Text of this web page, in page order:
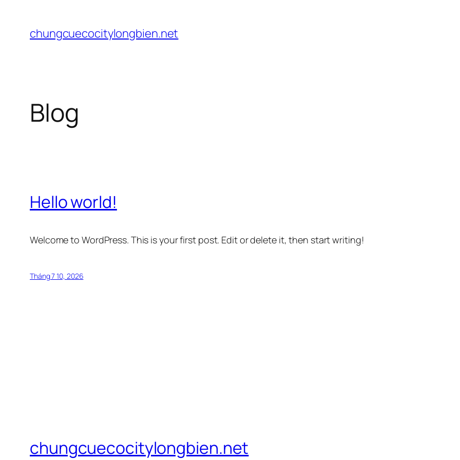
chungcuecocitylongbien.net
Blog
Hello world!
Welcome to WordPress. This is your first post. Edit or delete it, then start writing!
Tháng 7 10, 2026
chungcuecocitylongbien.net